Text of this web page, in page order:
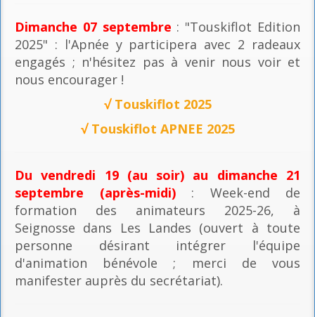
Dimanche 07 septembre : "Touskiflot Edition
2025" : l'Apnée y participera avec 2 radeaux
engagés ; n'hésitez pas à venir nous voir et
nous encourager !
√ Touskiflot 2025
√ Touskiflot APNEE 2025
Du vendredi 19 (au soir) au dimanche 21
septembre (après-midi): Week-end de
formation des animateurs 2025-26, à
Seignosse dans Les Landes (ouvert à toute
personne désirant intégrer l'équipe
d'animation bénévole ; merci de vous
manifester auprès du secrétariat).